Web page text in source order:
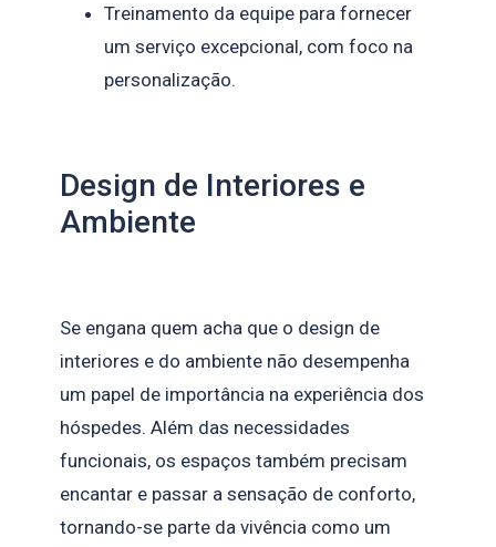
Treinamento da equipe para fornecer
um serviço excepcional, com foco na
personalização.
Design de Interiores e
Ambiente
Se engana quem acha que o design de
interiores e do ambiente não desempenha
um papel de importância na experiência dos
hóspedes. Além das necessidades
funcionais, os espaços também precisam
encantar e passar a sensação de conforto,
tornando-se parte da vivência como um